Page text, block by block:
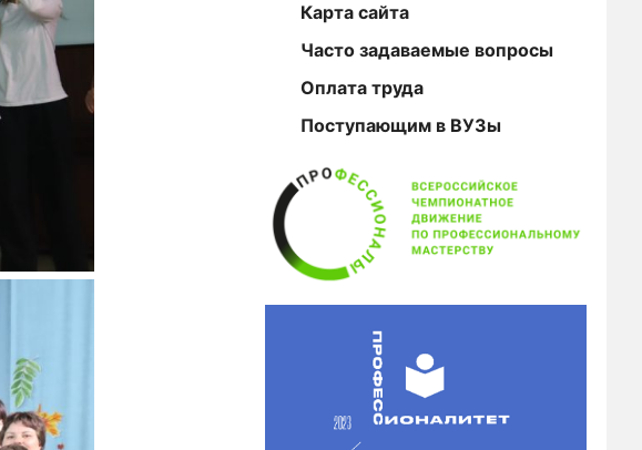
Карта сайта
Часто задаваемые вопросы
Оплата труда
Поступающим в ВУЗы